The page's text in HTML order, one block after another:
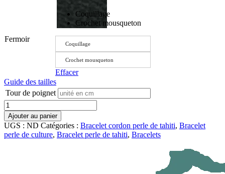
Fermoir
Coquillage
Crochet mousqueton
Coquillage
Crochet mousqueton
Effacer
Guide des tailles
Tour de poignet
Quantités
Ajouter au panier
UGS : ND Catégories : Bracelet cordon perle de tahiti, Bracelet
perle de culture, Bracelet perle de tahiti, Bracelets